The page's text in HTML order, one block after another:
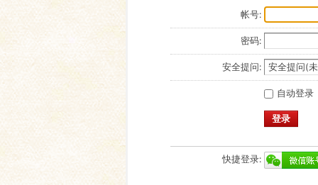
帐号:
密码:
安全提问:
自动登录
登录
快捷登录: